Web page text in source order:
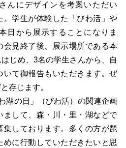
んにデザインを考案いただい
。学生が体験した「びわ活」や
日から展示することになりま
会見終了後、展示場所である本
じめ、3名の学生さんから、自
いて御報告もいただきます。ぜ
存じます。
湖の日」（びわ活）の関連企画
まして、森・川・里・湖などで
集しております。多くの方が琵
めに行動していただきたいと思